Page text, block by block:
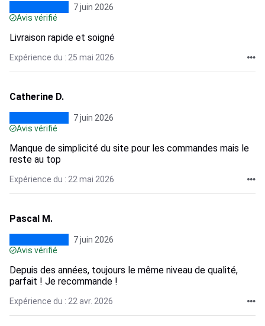
7 juin 2026
Avis vérifié
Livraison rapide et soigné
Expérience du : 25 mai 2026
Catherine D.
7 juin 2026
Avis vérifié
Manque de simplicité du site pour les commandes mais le
reste au top
Expérience du : 22 mai 2026
Pascal M.
7 juin 2026
Avis vérifié
Depuis des années, toujours le même niveau de qualité,
parfait ! Je recommande !
Expérience du : 22 avr. 2026